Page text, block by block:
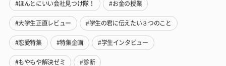
#ほんとにいい会社見つけ隊！ #お金の授業
#大学生正直レビュー #学生の君に伝えたい３つのこと
#恋愛特集 #特集企画 #学生インタビュー
#もやもや解決ゼミ #診断